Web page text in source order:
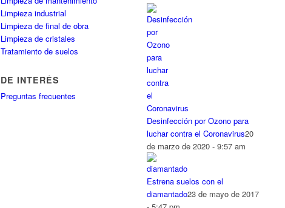
Limpieza industrial
Limpieza de final de obra
Limpieza de cristales
Tratamiento de suelos
DE INTERÉS
Preguntas frecuentes
Desinfección por Ozono para
luchar contra el Coronavirus20
de marzo de 2020 - 9:57 am
Estrena suelos con el
diamantado23 de mayo de 2017